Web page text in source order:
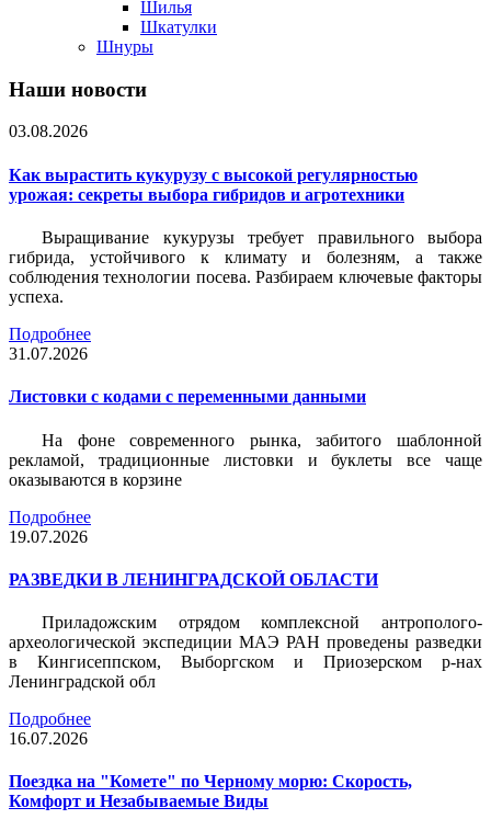
Шилья
Шкатулки
Шнуры
Наши новости
03.08.2026
Как вырастить кукурузу с высокой регулярностью
урожая: секреты выбора гибридов и агротехники
Выращивание кукурузы требует правильного выбора
гибрида, устойчивого к климату и болезням, а также
соблюдения технологии посева. Разбираем ключевые факторы
успеха.
Подробнее
31.07.2026
Листовки c кодами с переменными данными
На фоне современного рынка, забитого шаблонной
рекламой, традиционные листовки и буклеты все чаще
оказываются в корзине
Подробнее
19.07.2026
РАЗВЕДКИ В ЛЕНИНГРАДСКОЙ ОБЛАСТИ
Приладожским отрядом комплексной антрополого-
археологической экспедиции МАЭ РАН проведены разведки
в Кингисеппском, Выборгском и Приозерском р-нах
Ленинградской обл
Подробнее
16.07.2026
Поездка на "Комете" по Черному морю: Скорость,
Комфорт и Незабываемые Виды